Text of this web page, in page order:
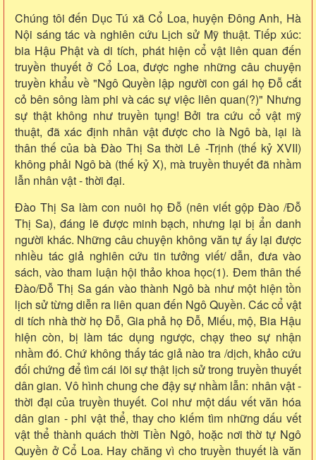
Chúng tôi đến Dục Tú xã Cổ Loa, huyện Đông Anh, Hà
Nội sáng tác và nghiên cứu Lịch sử Mỹ thuật. Tiếp xúc:
bia Hậu Phật và di tích, phát hiện cổ vật liên quan đến
truyền thuyết ở Cổ Loa, được nghe những câu chuyện
truyền khẩu về "Ngô Quyền lập người con gái họ Đỗ cắt
cỏ bên sông làm phi và các sự việc liên quan(?)" Nhưng
sự thật không như truyền tụng! Bởi tra cứu cổ vật mỹ
thuật, đã xác định nhân vật được cho là Ngô bà, lại là
thân thế của bà Đào Thị Sa thời Lê -Trịnh (thế kỷ XVII)
không phải Ngô bà (thế kỷ X), mà truyền thuyết đã nhầm
lẫn nhân vật - thời đại.
Đào Thị Sa làm con nuôi họ Đỗ (nên viết gộp Đào /Đỗ
Thị Sa), đáng lẽ được minh bạch, nhưng lại bị ẩn danh
người khác. Những câu chuyện không văn tự ấy lại được
nhiều tác giả nghiên cứu tin tưởng viết/ dẫn, đưa vào
sách, vào tham luận hội thảo khoa học(1). Đem thân thế
Đào/Đỗ Thị Sa gán vào thành Ngô bà như một hiện tồn
lịch sử từng diễn ra liên quan đến Ngô Quyền. Các cổ vật
di tích nhà thờ họ Đỗ, Gia phả họ Đỗ, Miếu, mộ, Bia Hậu
hiện còn, bị làm tác dụng ngược, chạy theo sự nhận
nhầm đó. Chứ không thấy tác giả nào tra /dịch, khảo cứu
đối chứng để tìm cái lõi sự thật lịch sử trong truyền thuyết
dân gian. Vô hình chung che đậy sự nhầm lẫn: nhân vật -
thời đại của truyền thuyết. Coi như một dấu vết văn hóa
dân gian - phi vật thể, thay cho kiếm tìm những dấu vết
vật thể thành quách thời Tiền Ngô, hoặc nơi thờ tự Ngô
Quyền ở Cổ Loa. Hay chăng vì cho truyền thuyết là văn